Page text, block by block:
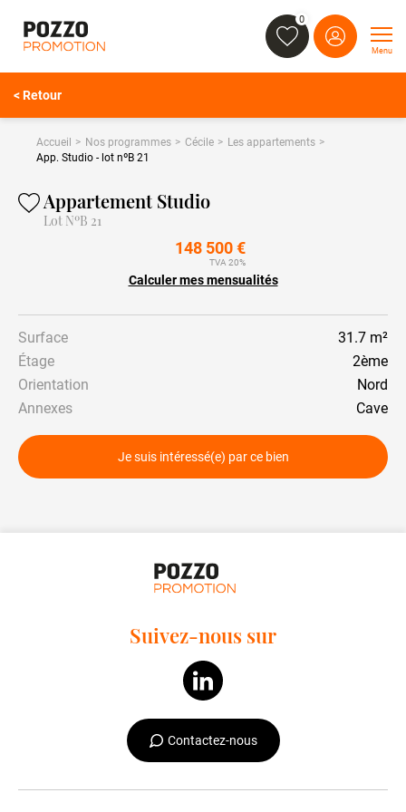
0
Menu
< Retour
Accueil Nos programmes Cécile
Les appartements
App. Studio - lot nºB 21
Appartement Studio
Lot NºB 21
148 500 €
TVA 20%
Calculer mes mensualités
Surface
31.7 m²
Étage
2ème
Orientation
Nord
Annexes
Cave
Je suis intéressé(e) par ce bien
Suivez-nous sur
Contactez-nous